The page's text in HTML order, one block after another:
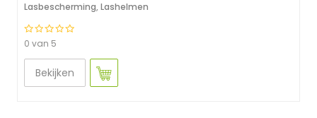
Lasbescherming, Lashelmen
0 van 5
Bekijken